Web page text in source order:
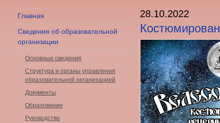
Главная
Сведения об образовательной
организации
Основные сведения
Структура и органы управления
образовательной организацией
Документы
Образование
Руководство
28.10.2022